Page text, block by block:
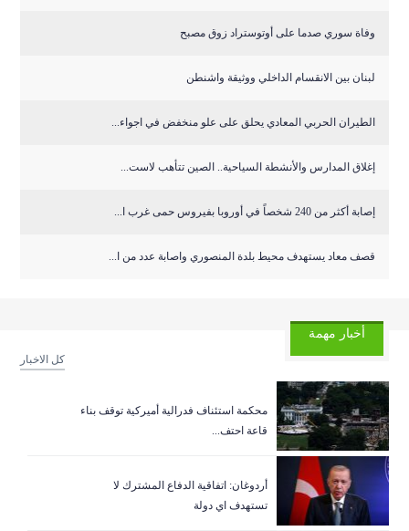
وفاة سوري صدما على أوتوستراد زوق مصبح
لبنان بين الانقسام الداخلي ووثيقة واشنطن
الطيران الحربي المعادي يحلق على علو منخفض في اجواء...
إغلاق المدارس والأنشطة السياحية.. الصين تتأهب لاست...
إصابة أكثر من 240 شخصاً في أوروبا بفيروس حمى غرب ا...
قصف معاد يستهدف محيط بلدة المنصوري واصابة عدد من ا...
أخبار مهمة
كل الاخبار
‏محكمة استئناف فدرالية أميركية توقف بناء
قاعة احتف...
أردوغان: اتفاقية الدفاع المشترك لا
تستهدف اي دولة